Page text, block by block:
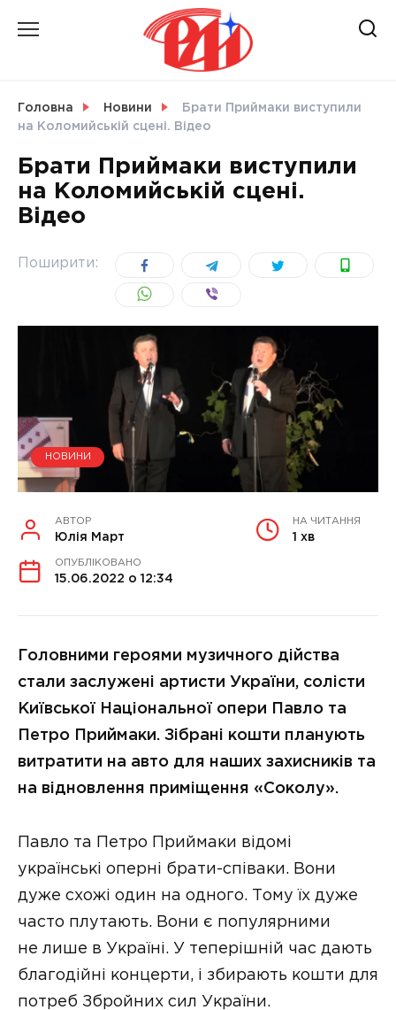
Головна Новини
Брати Приймаки виступили
на Коломийській сцені. Відео
Брати Приймаки виступили
на Коломийській сцені.
Відео
Поширити:
НОВИНИ
АВТОР
Юлія Март
НА ЧИТАННЯ
1 хв
ОПУБЛІКОВАНО
15.06.2022 о 12:34
Головними героями музичного дійства
стали заслужені артисти України, солісти
Київської Національної опери Павло та
Петро Приймаки. Зібрані кошти планують
витратити на авто для наших захисників та
на відновлення приміщення «Соколу».
Павло та Петро Приймаки відомі
українські оперні брати-співаки. Вони
дуже схожі один на одного. Тому їх дуже
часто плутають. Вони є популярними
не лише в Україні. У теперішній час дають
благодійні концерти, і збирають кошти для
потреб Збройних сил України.